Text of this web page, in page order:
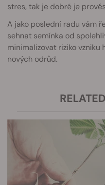
stres, tak je dobré je
A jako poslední radu vám
sehnat semínka od
minimalizovat riziko
nových odrůd.